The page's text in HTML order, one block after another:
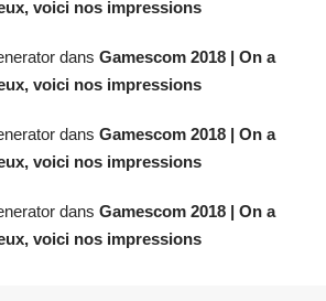
voici nos impressions
dans Gamescom 2018 | On a
voici nos impressions
dans Gamescom 2018 | On a
voici nos impressions
dans Gamescom 2018 | On a
voici nos impressions